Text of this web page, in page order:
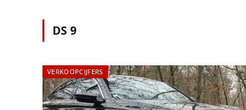
DS 9
VERKOOPCIJFERS